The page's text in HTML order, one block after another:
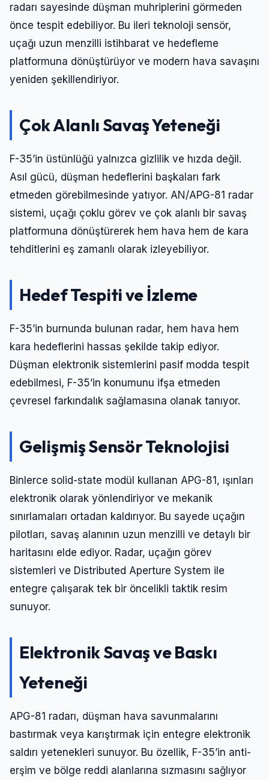
radarı sayesinde düşman muhriplerini görmeden
önce tespit edebiliyor. Bu ileri teknoloji sensör,
uçağı uzun menzilli istihbarat ve hedefleme
platformuna dönüştürüyor ve modern hava savaşını
yeniden şekillendiriyor.
Çok Alanlı Savaş Yeteneği
F-35’in üstünlüğü yalnızca gizlilik ve hızda değil.
Asıl gücü, düşman hedeflerini başkaları fark
etmeden görebilmesinde yatıyor. AN/APG-81 radar
sistemi, uçağı çoklu görev ve çok alanlı bir savaş
platformuna dönüştürerek hem hava hem de kara
tehditlerini eş zamanlı olarak izleyebiliyor.
Hedef Tespiti ve İzleme
F-35’in burnunda bulunan radar, hem hava hem
kara hedeflerini hassas şekilde takip ediyor.
Düşman elektronik sistemlerini pasif modda tespit
edebilmesi, F-35’in konumunu ifşa etmeden
çevresel farkındalık sağlamasına olanak tanıyor.
Gelişmiş Sensör Teknolojisi
Binlerce solid-state modül kullanan APG-81, ışınları
elektronik olarak yönlendiriyor ve mekanik
sınırlamaları ortadan kaldırıyor. Bu sayede uçağın
pilotları, savaş alanının uzun menzilli ve detaylı bir
haritasını elde ediyor. Radar, uçağın görev
sistemleri ve Distributed Aperture System ile
entegre çalışarak tek bir öncelikli taktik resim
sunuyor.
Elektronik Savaş ve Baskı
Yeteneği
APG-81 radarı, düşman hava savunmalarını
bastırmak veya karıştırmak için entegre elektronik
saldırı yetenekleri sunuyor. Bu özellik, F-35’in anti-
erşim ve bölge reddi alanlarına sızmasını sağlıyor